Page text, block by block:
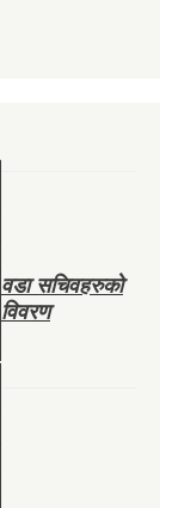
वडा सचिवहरुको
विवरण